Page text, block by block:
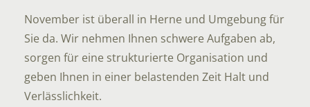
November ist überall in Herne und Umgebung für
Sie da. Wir nehmen Ihnen schwere Aufgaben ab,
sorgen für eine strukturierte Organisation und
geben Ihnen in einer belastenden Zeit Halt und
Verlässlichkeit.